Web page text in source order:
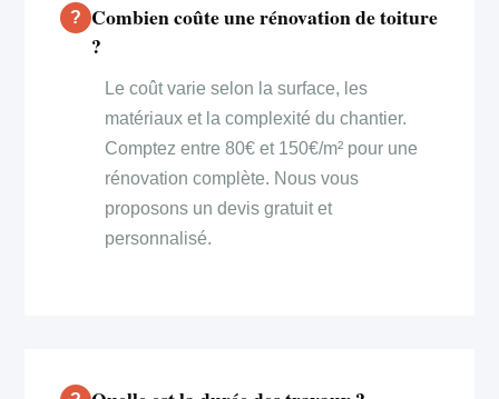
Combien coûte une rénovation de toiture
?
Le coût varie selon la surface, les
matériaux et la complexité du chantier.
Comptez entre 80€ et 150€/m² pour une
rénovation complète. Nous vous
proposons un devis gratuit et
personnalisé.